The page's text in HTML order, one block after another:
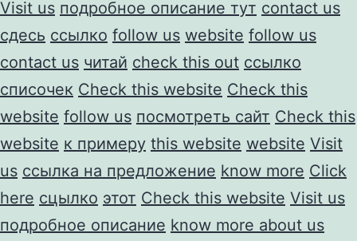
Visit us подробное описание тут contact us
сдесь ссылко follow us website follow us
contact us читай check this out ссылко
списочек Check this website Check this
website follow us посмотреть сайт Check this
website к примеру this website website Visit
us ссылка на предложение know more Click
here сцылко этот Check this website Visit us
подробное описание know more about us